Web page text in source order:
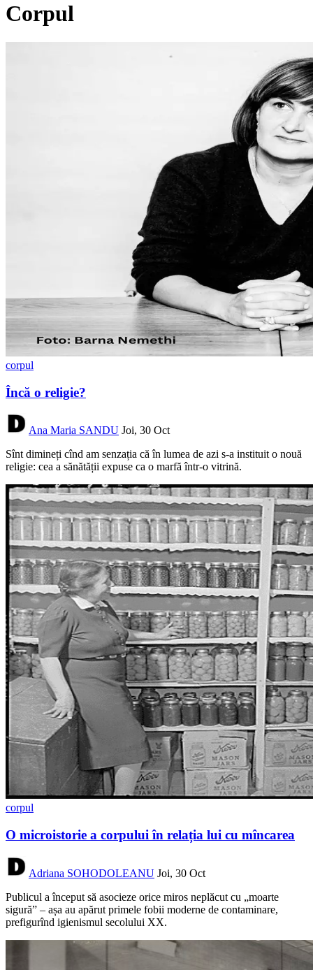
Corpul
corpul
Încă o religie?
Ana Maria SANDU Joi, 30 Oct
Sînt dimineți cînd am senzația că în lumea de azi s-a instituit o nouă
religie: cea a sănătății expuse ca o marfă într-o vitrină.
corpul
O microistorie a corpului în relația lui cu mîncarea
Adriana SOHODOLEANU Joi, 30 Oct
Publicul a început să asocieze orice miros neplăcut cu „moarte
sigură” – așa au apărut primele fobii moderne de contaminare,
prefigurînd igienismul secolului XX.